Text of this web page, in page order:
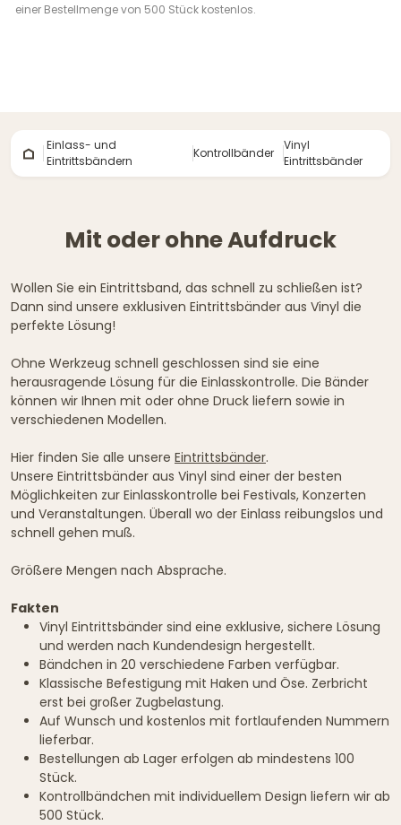
einer Bestellmenge von 500 Stück kostenlos.
Einlass- und
Eintrittsbändern
Kontrollbänder
Vinyl
Eintrittsbänder
Mit oder ohne Aufdruck
Wollen Sie ein Eintrittsband, das schnell zu schließen ist?
Dann sind unsere exklusiven Eintrittsbänder aus Vinyl die
perfekte Lösung!
Ohne Werkzeug schnell geschlossen sind sie eine
herausragende Lösung für die Einlasskontrolle. Die Bänder
können wir Ihnen mit oder ohne Druck liefern sowie in
verschiedenen Modellen.
Hier finden Sie alle unsere Eintrittsbänder.
Unsere Eintrittsbänder aus Vinyl sind einer der besten
Möglichkeiten zur Einlasskontrolle bei Festivals, Konzerten
und Veranstaltungen. Überall wo der Einlass reibungslos und
schnell gehen muß.
Größere Mengen nach Absprache.
Fakten
Vinyl Eintrittsbänder sind eine exklusive, sichere Lösung
und werden nach Kundendesign hergestellt.
Bändchen in 20 verschiedene Farben verfügbar.
Klassische Befestigung mit Haken und Öse. Zerbricht
erst bei großer Zugbelastung.
Auf Wunsch und kostenlos mit fortlaufenden Nummern
lieferbar.
Bestellungen ab Lager erfolgen ab mindestens 100
Stück.
Kontrollbändchen mit individuellem Design liefern wir ab
500 Stück.